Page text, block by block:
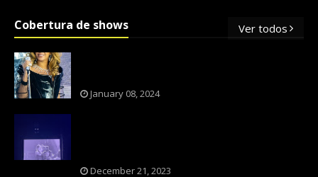
Cobertura de shows Ver todos
January 08, 2024
December 21, 2023